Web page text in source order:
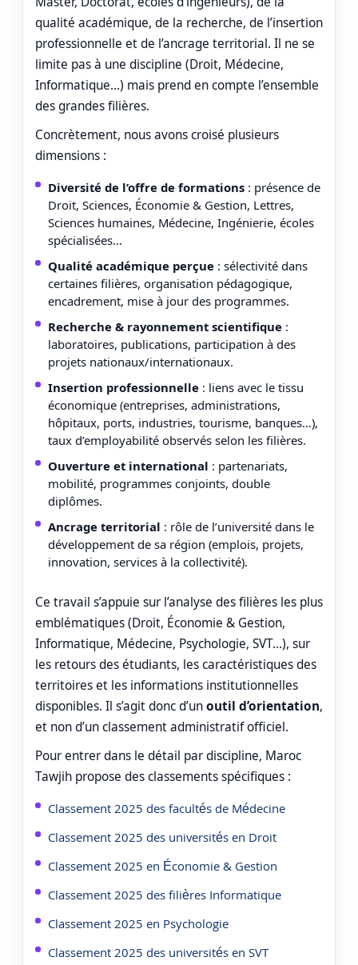
qualité académique, de la recherche, de l’insertion
professionnelle et de l’ancrage territorial. Il ne se
limite pas à une discipline (Droit, Médecine,
Informatique…) mais prend en compte l’ensemble
des grandes filières.
Concrètement, nous avons croisé plusieurs
dimensions :
Diversité de l’offre de formations : présence de
Droit, Sciences, Économie & Gestion, Lettres,
Sciences humaines, Médecine, Ingénierie, écoles
spécialisées…
Qualité académique perçue : sélectivité dans
certaines filières, organisation pédagogique,
encadrement, mise à jour des programmes.
Recherche & rayonnement scientifique :
laboratoires, publications, participation à des
projets nationaux/internationaux.
Insertion professionnelle : liens avec le tissu
économique (entreprises, administrations,
hôpitaux, ports, industries, tourisme, banques…),
taux d’employabilité observés selon les filières.
Ouverture et international : partenariats,
mobilité, programmes conjoints, double
diplômes.
Ancrage territorial : rôle de l’université dans le
développement de sa région (emplois, projets,
innovation, services à la collectivité).
Ce travail s’appuie sur l’analyse des filières les plus
emblématiques (Droit, Économie & Gestion,
Informatique, Médecine, Psychologie, SVT…), sur
les retours des étudiants, les caractéristiques des
territoires et les informations institutionnelles
disponibles. Il s’agit donc d’unoutil d’orientation,
et non d’un classement administratif officiel.
Pour entrer dans le détail par discipline, Maroc
Tawjih propose des classements spécifiques :
Classement 2025 des facultés de Médecine
Classement 2025 des universités en Droit
Classement 2025 en Économie & Gestion
Classement 2025 des filières Informatique
Classement 2025 en Psychologie
Classement 2025 des universités en SVT